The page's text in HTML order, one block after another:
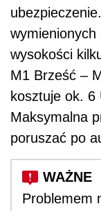
wysokości
M1 Brześć –
kosztuje ok. 6
Maksymalna
poruszać po
Problemem